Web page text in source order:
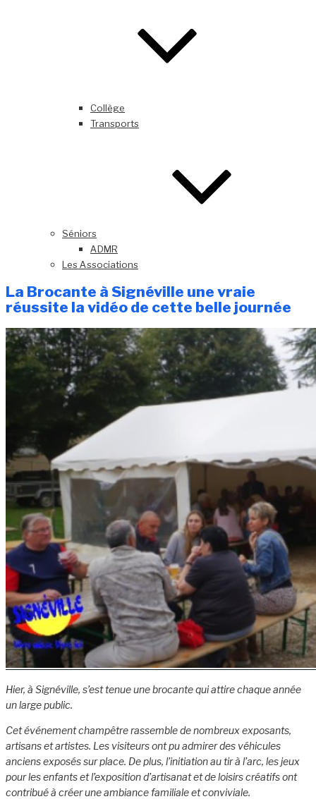
Collège
Transports
Séniors
ADMR
Les Associations
La Brocante à Signéville une vraie
réussite la vidéo de cette belle journée
Hier, à Signéville, s’est tenue une brocante qui attire chaque année
un large public.
Cet événement champêtre rassemble de nombreux exposants,
artisans et artistes. Les visiteurs ont pu admirer des véhicules
anciens exposés sur place. De plus, l’initiation au tir à l’arc, les jeux
pour les enfants et l’exposition d’artisanat et de loisirs créatifs ont
contribué à créer une ambiance familiale et conviviale.